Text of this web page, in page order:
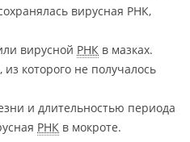
вирусная РНК,
вирусной РНК в мазках.
которого не получалось
и длительностью периода
РНК в мокроте.